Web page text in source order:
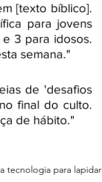
[texto bíblico].
para jovens
3 para idosos.
semana."
de 'desafios
final do culto.
de hábito."
tecnologia para lapidar